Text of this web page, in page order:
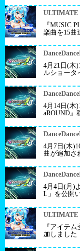
ULTIMATE
『MUSIC
楽曲を15曲
4月21日(木
ルショータ
4月14日(木
aROUND』
4月7日(木
曲が追加さ
4月4日(月)
L」を公開
ULTIMATE
『アイテ
加しました